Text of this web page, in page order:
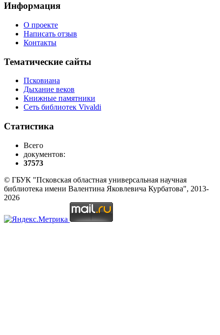
Информация
О проекте
Написать отзыв
Контакты
Тематические сайты
Псковиана
Дыхание веков
Книжные памятники
Сеть библиотек Vivaldi
Статистика
Всего
документов:
37573
© ГБУК "Псковская областная универсальная научная
библиотека имени Валентина Яковлевича Курбатова", 2013-
2026